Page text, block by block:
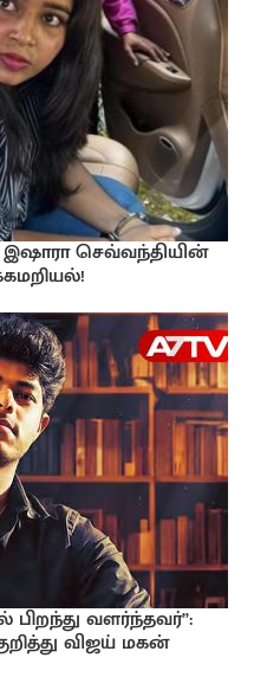
செவ்வந்தியின்
வளர்ந்தவர்”:
விஜய் மகன்